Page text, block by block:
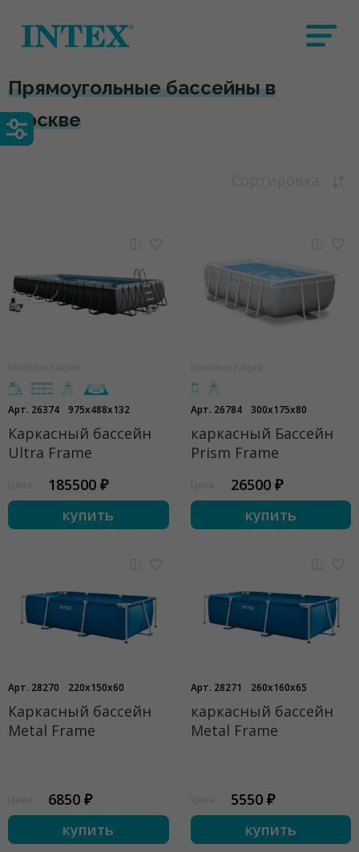
Прямоугольные бассейны в
Москве
Арт. 26374 975x488x132
Каркасный бассейн
Ultra Frame
185500 ₽
купить
Арт. 26784 300x175x80
каркасный Бассейн
Prism Frame
26500 ₽
купить
Арт. 28270 220x150x60
Каркасный бассейн
Metal Frame
6850 ₽
купить
Арт. 28271 260x160x65
каркасный бассейн
Metal Frame
5550 ₽
купить